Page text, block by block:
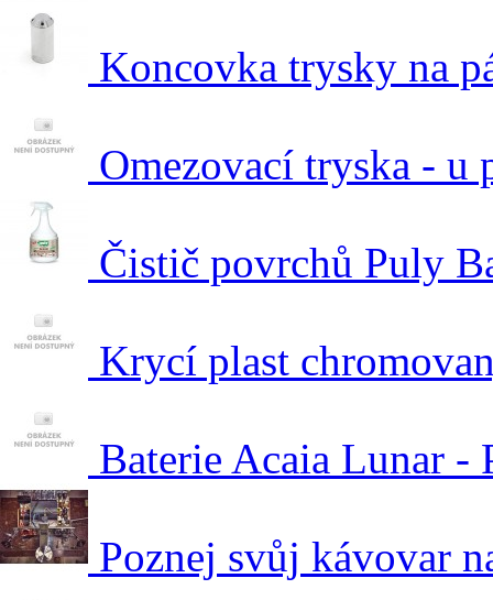
Koncovka trysky na
Omezovací tryska - u
Čistič povrchů Puly
Krycí plast
Baterie Acaia Lunar -
Poznej svůj kávovar